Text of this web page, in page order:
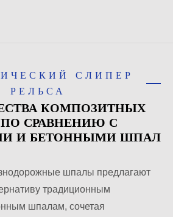
СЛИПЕР
РЕЛЬСА
КОМПОЗИТНЫХ
СРАВНЕНИЮ С
И БЕТОННЫМИ ШПАЛ
шпалы предлагают
традиционным
шпалам, сочетая